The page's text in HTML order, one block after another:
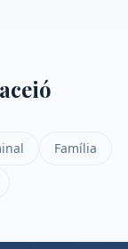
Família